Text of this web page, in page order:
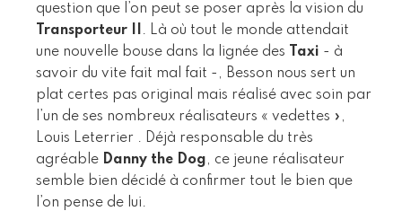
question que l’on peut se poser après la vision du
Transporteur II
. Là où tout le monde attendait
une nouvelle bouse dans la lignée des
Taxi - à
savoir du vite fait mal fait -, Besson nous sert un
plat certes pas original mais réalisé avec soin par
l’un de ses nombreux réalisateurs « vedettes »,
Louis Leterrier . Déjà responsable du très
agréable Danny the Dog, ce jeune réalisateur
semble bien décidé à confirmer tout le bien que
l’on pense de lui.